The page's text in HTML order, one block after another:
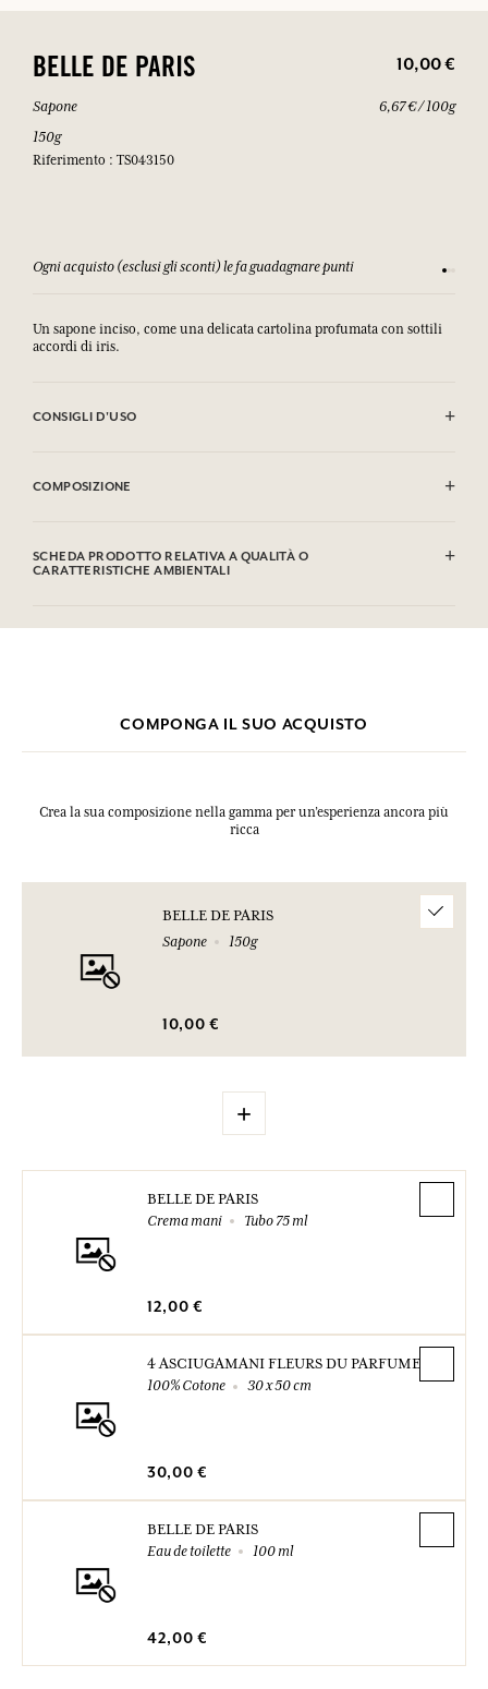
BELLE DE PARIS 10,00 €
Sapone
150g
Riferimento : TS043150
6,67 € / 100g
Consulta i nostri T&C
Un sapone inciso, come una delicata cartolina profumata con sottili
accordi di iris.
CONSIGLI D'USO
GLI OCCHI SCIACQUARE ACCURATAMENTE.
COMPOSIZIONE
Parfum (Fragrance), Palm Kernel Acid, Glycerin, Sodium
Chloride, Tetrasodium Etidronate, Linalool, Alpha Isomethyl
SCHEDA PRODOTTO RELATIVA A QUALITÀ O
CARATTERISTICHE AMBIENTALI
Si prega di consultare le qualità o le caratteristiche ambientali
COMPONGA IL SUO ACQUISTO
Crea la sua composizione nella gamma per un’esperienza ancora più
ricca
BELLE DE PARIS
Sapone
150g
10,00 €
+
BELLE DE PARIS
Crema mani
Tubo 75 ml
12,00 €
4 ASCIUGAMANI FLEURS DU PARFUMEUR
100% Cotone
30 x 50 cm
30,00 €
BELLE DE PARIS
Eau de toilette
100 ml
42,00 €